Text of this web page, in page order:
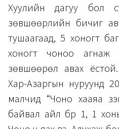
Хуулийн дагуу бол
зөвшөөрлийн бичиг
тушаагаад, 5 хоногт
хоногт чоноо агнаж
зөвшөөрөл авах
Хар-Азаргын нуруунд
малчид “Чоно хааяа
байвал айл бүр 1, 1